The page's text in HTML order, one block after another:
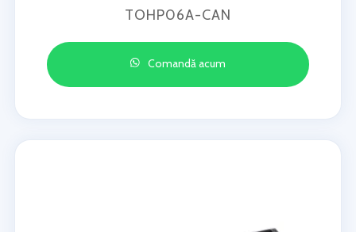
TOHP06A-CAN
Comandă acum